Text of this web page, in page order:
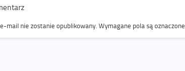
mail nie zostanie opublikowany. Wymagane pola są oznaczone